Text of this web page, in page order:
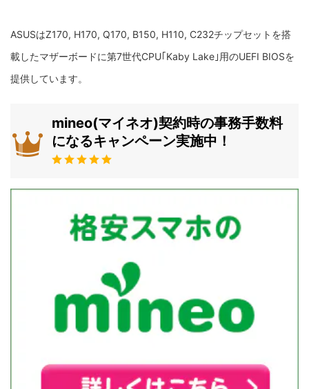
ASUSはZ170, H170, Q170, B150, H110, C232チップセットを搭
載したマザーボードに第7世代CPU｢Kaby Lake｣用のUEFI BIOSを
提供しています。
mineo(マイネオ)契約時の事務手数料
になるキャンペーン実施中！